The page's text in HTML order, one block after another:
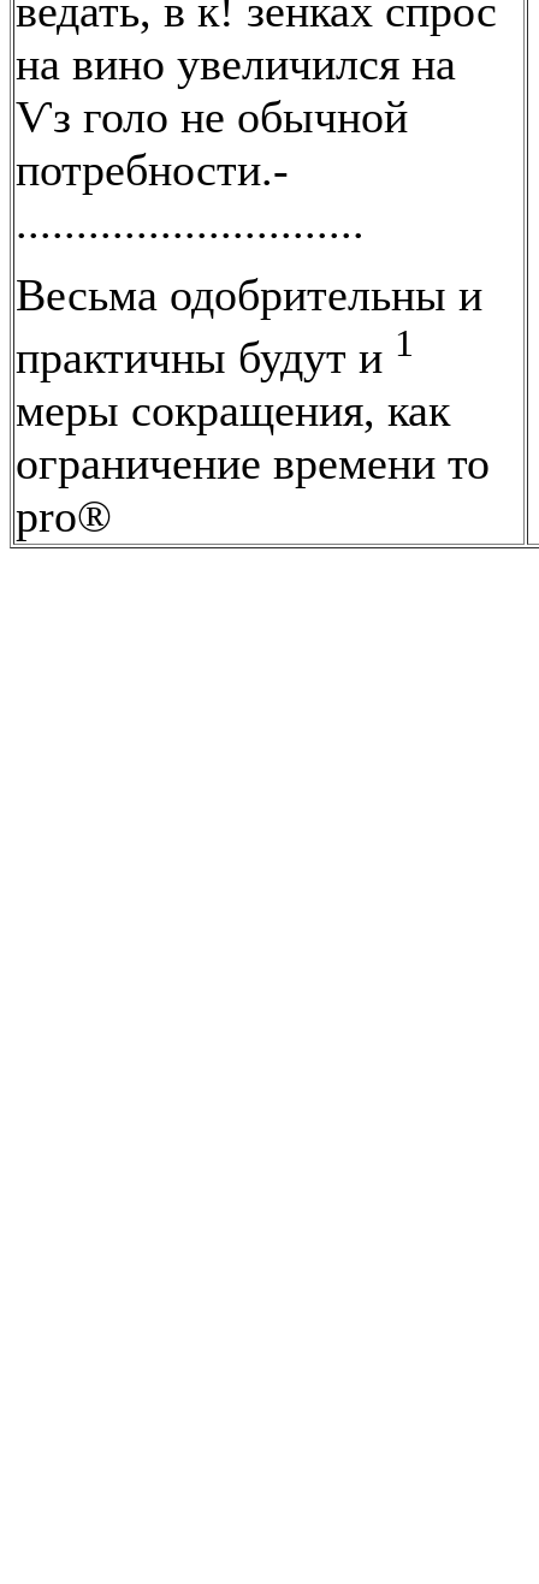
ведать, в к! зенках спрос
на вино увеличился на
Ѵз голо не обычной
потребности.-
.............................
Весьма одобрительны и
практичны будут и 1
меры сокращения, как
ограничение времени то
pro®